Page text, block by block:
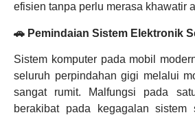
efisien tanpa perlu merasa khawatir
🚗 Pemindaian Sistem Elektronik
Sistem komputer pada mobil
seluruh perpindahan gigi melalui
sangat rumit. Malfungsi pada
berakibat pada kegagalan sistem